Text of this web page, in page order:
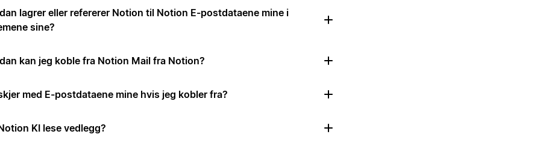
lagrer eller refererer Notion til Notion E-postdataene mine i
sine?
kan jeg koble fra Notion Mail fra Notion?
med E-postdataene mine hvis jeg kobler fra?
KI lese vedlegg?